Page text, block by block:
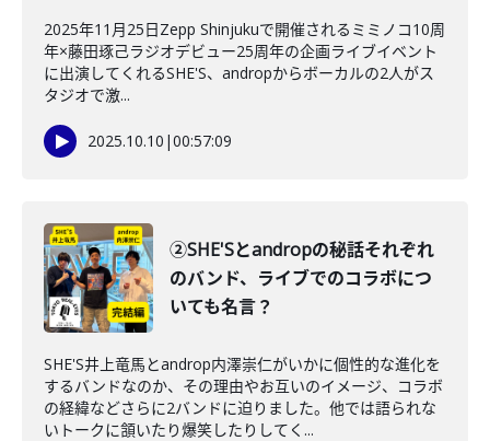
2025年11月25日Zepp Shinjukuで開催されるミミノコ10周
年×藤田琢己ラジオデビュー25周年の企画ライブイベント
に出演してくれるSHE'S、andropからボーカルの2人がス
タジオで激...
2025.10.10 |00:57:09
②SHE'Sとandropの秘話それぞれ
のバンド、ライブでのコラボにつ
いても名言？
SHE'S井上竜馬とandrop内澤崇仁がいかに個性的な進化を
するバンドなのか、その理由やお互いのイメージ、コラボ
の経緯などさらに2バンドに迫りました。他では語られな
いトークに頷いたり爆笑したりしてく...